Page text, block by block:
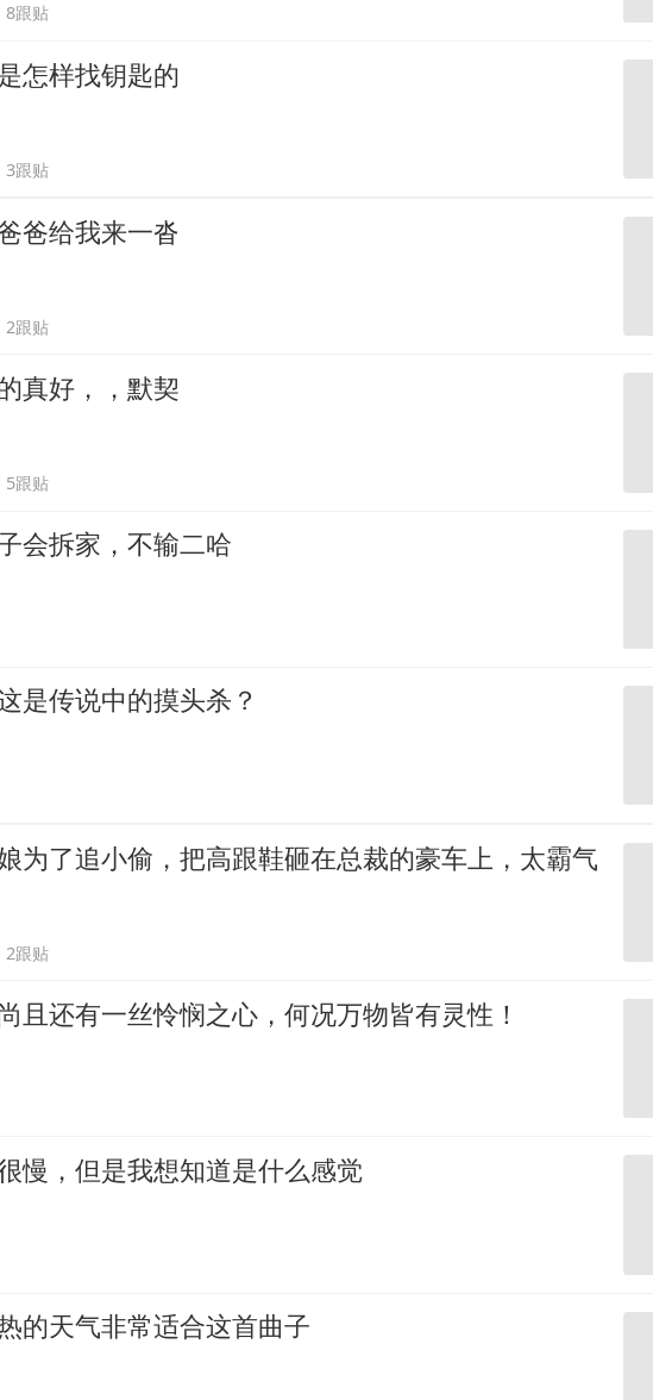
8跟贴
怎样找钥匙的
3跟贴
爸给我来一沓
2跟贴
真好，，默契
5跟贴
会拆家，不输二哈
是传说中的摸头杀？
为了追小偷，把高跟鞋砸在总裁的豪车上，太霸气
2跟贴
且还有一丝怜悯之心，何况万物皆有灵性！
慢，但是我想知道是什么感觉
的天气非常适合这首曲子